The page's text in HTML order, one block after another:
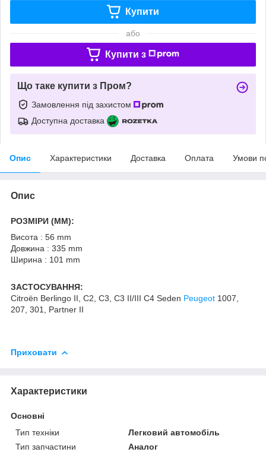
Купити
або
Купити з
Що таке купити з Пром?
Замовлення під захистом
Доступна доставка
Опис Характеристики Доставка Оплата Умови
Опис
РОЗМІРИ (MM):
Висота : 56 mm
Довжина : 335 mm
Ширина : 101 mm
ЗАСТОСУВАННЯ:
Citroën Berlingo II, C2, C3, C3 II/III C4 Seden Peugeot 1007,
207, 301, Partner II
Приховати
Характеристики
Основні
Тип техніки
Легковий автомобіль
Тип запчастини
Аналог